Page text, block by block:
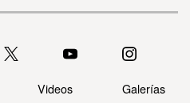
Videos Galerías